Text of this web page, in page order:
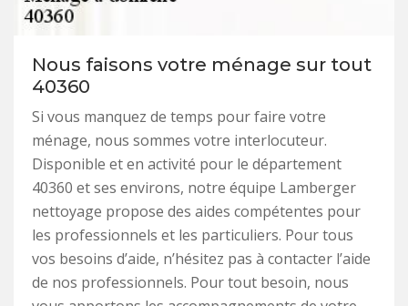
Nous faisons votre ménage sur tout
40360
Si vous manquez de temps pour faire votre
ménage, nous sommes votre interlocuteur.
Disponible et en activité pour le département
40360 et ses environs, notre équipe Lamberger
nettoyage propose des aides compétentes pour
les professionnels et les particuliers. Pour tous
vos besoins d’aide, n’hésitez pas à contacter l’aide
de nos professionnels. Pour tout besoin, nous